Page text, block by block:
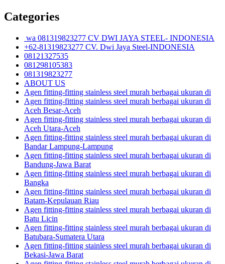
Categories
wa 081319823277 CV DWI JAYA STEEL- INDONESIA
+62-81319823277 CV. Dwi Jaya Steel-INDONESIA
08121327535
081298105383
081319823277
ABOUT US
Agen fitting-fitting stainless steel murah berbagai ukuran di
Agen fitting-fitting stainless steel murah berbagai ukuran di
Aceh Besar-Aceh
Agen fitting-fitting stainless steel murah berbagai ukuran di
Aceh Utara-Aceh
Agen fitting-fitting stainless steel murah berbagai ukuran di
Bandar Lampung-Lampung
Agen fitting-fitting stainless steel murah berbagai ukuran di
Bandung-Jawa Barat
Agen fitting-fitting stainless steel murah berbagai ukuran di
Bangka
Agen fitting-fitting stainless steel murah berbagai ukuran di
Batam-Kepulauan Riau
Agen fitting-fitting stainless steel murah berbagai ukuran di
Batu Licin
Agen fitting-fitting stainless steel murah berbagai ukuran di
Batubara-Sumatera Utara
Agen fitting-fitting stainless steel murah berbagai ukuran di
Bekasi-Jawa Barat